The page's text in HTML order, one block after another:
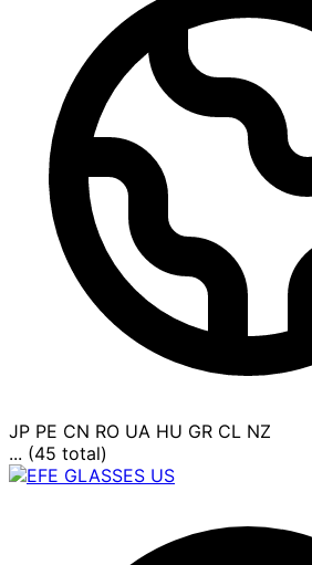
JP PE CN RO UA HU GR CL NZ
... (45 total)